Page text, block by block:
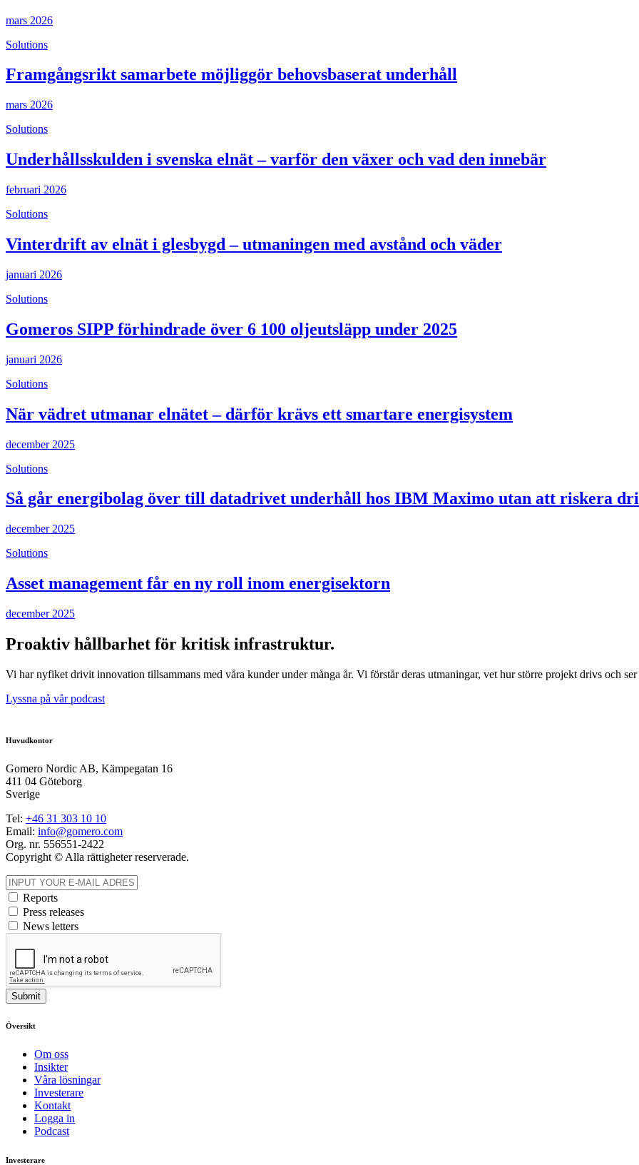
mars 2026
Solutions
Framgångsrikt samarbete möjliggör behovsbaserat underhåll
mars 2026
Solutions
Underhållsskulden i svenska elnät – varför den växer och vad den innebär
februari 2026
Solutions
Vinterdrift av elnät i glesbygd – utmaningen med avstånd och väder
januari 2026
Solutions
Gomeros SIPP förhindrade över 6 100 oljeutsläpp under 2025
januari 2026
Solutions
När vädret utmanar elnätet – därför krävs ett smartare energisystem
december 2025
Solutions
Så går energibolag över till datadrivet underhåll hos IBM Maximo utan att riskera
december 2025
Solutions
Asset management får en ny roll inom energisektorn
december 2025
Proaktiv hållbarhet för kritisk infrastruktur.
Vi har nyfiket drivit innovation tillsammans med våra kunder under många år. Vi förstår deras utmaningar, vet hur större projekt drivs och
Lyssna på vår podcast
Huvudkontor
Gomero Nordic AB, Kämpegatan 16
411 04 Göteborg
Sverige
Tel: +46 31 303 10 10
Email: info@gomero.com
Org. nr. 556551-2422
Copyright © Alla rättigheter reserverade.
Reports
Press releases
News letters
Submit
Översikt
Om oss
Insikter
Våra lösningar
Investerare
Kontakt
Logga in
Podcast
Investerare